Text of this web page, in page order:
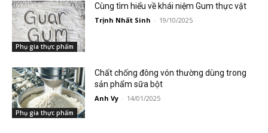
Phụ gia thực phẩm
Cùng tìm hiểu về khái niệm Gum thực vật
Trịnh Nhất Sinh - 19/10/2025
Phụ gia thực phẩm
Chất chống đông vón thường dùng trong
sản phẩm sữa bột
Anh Vy - 14/01/2025